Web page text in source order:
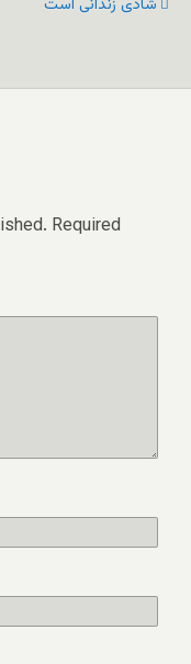
Required